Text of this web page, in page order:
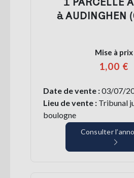
à AUDINGHEN
Mise à prix
1,00 €
Date de vente :03/07/
Lieu de vente : Tribunal
boulogne
Consulter